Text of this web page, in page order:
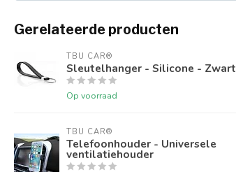
Gerelateerde producten
TBU CAR®
Sleutelhanger - Silicone - Zwart
Op voorraad
TBU CAR®
Telefoonhouder - Universele
ventilatiehouder